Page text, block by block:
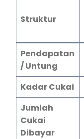
Struktur
Pendapatan
/ Untung
Kadar Cukai
Jumlah
Cukai
Dibayar